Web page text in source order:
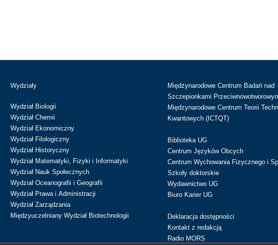
Wydziały
Wydział Biologii
Wydział Chemii
Wydział Ekonomiczny
Wydział Filologiczny
Wydział Historyczny
Wydział Matematyki, Fizyki i Informatyki
Wydział Nauk Społecznych
Wydział Oceanografii i Geografii
Wydział Prawa i Administracji
Wydział Zarządzania
Międzyuczelniany Wydział Biotechnologii
Międzynarodowe Centrum Badań nad
Szczepionkami
Międzynarodowe Centrum Teorii
Kwantowych (ICTQT)
Biblioteka UG
Centrum Języków Obcych
Centrum Wychowania Fizycznego i
Szkoły doktorskie
Wydawnictwo UG
Biuro Karier UG
Deklaracja dostępności
Kontakt z redakcją
Radio MORS